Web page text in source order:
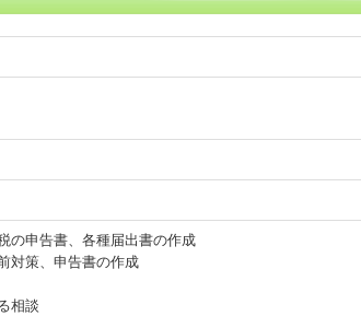
の申告書、各種届出書の作成
対策、申告書の作成
相談